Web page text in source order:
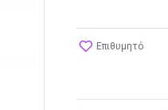
Επιθυμητό